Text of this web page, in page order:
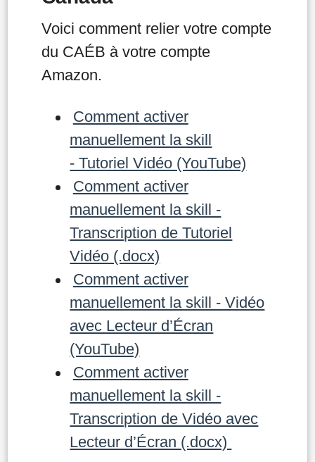
Voici comment relier votre compte
du CAÉB à votre compte
Amazon.
Comment activer
manuellement la skill
- Tutoriel Vidéo (YouTube)
Comment activer
manuellement la skill -
Transcription de Tutoriel
Vidéo (.docx)
Comment activer
manuellement la skill - Vidéo
avec Lecteur d’Écran
(YouTube)
Comment activer
manuellement la skill -
Transcription de Vidéo avec
Lecteur d’Écran (.docx)